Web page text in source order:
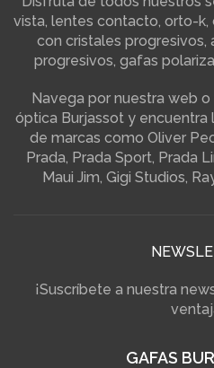
vista, lentes contacto, orto-k,
con cristales progresivos,
progresivos, gafas
Navega por nuestra web
óptica Burjassot y
de marcas como Oliver
Prada, Prada Sport, Prada
Maui Jim, Gigi Studios,
¡Suscríbete a nuestra
GAFAS